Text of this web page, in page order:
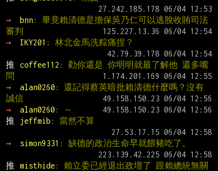
→
bnn: 畢竟賴清德是擔保吳乃仁可以逃脫收賄司法
審判
→
IKY201 : 林北金馬洗粽痛捏？
推
coffee112 : 勸你還是 你明明就最了解他 還多嘴
問
→
alan0260 : 還記得蔡英暗批賴清德什麼嗎？沒有
誠信
→
alan0260 : ～
推
jeffmib : 當然不算
→
simon9331 : 缺德的政治生命早就餵豬吃了。
推
misthide : 賴立委已經退出政壇了 跟賴總統無關